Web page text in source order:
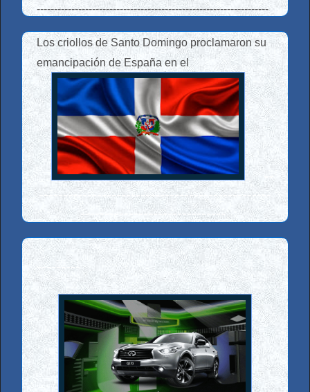
-------------------------------------------------------------------
Los criollos de Santo Domingo proclamaron su
emancipación de España en el
--
------------------------------------------------
------------------------------
---------